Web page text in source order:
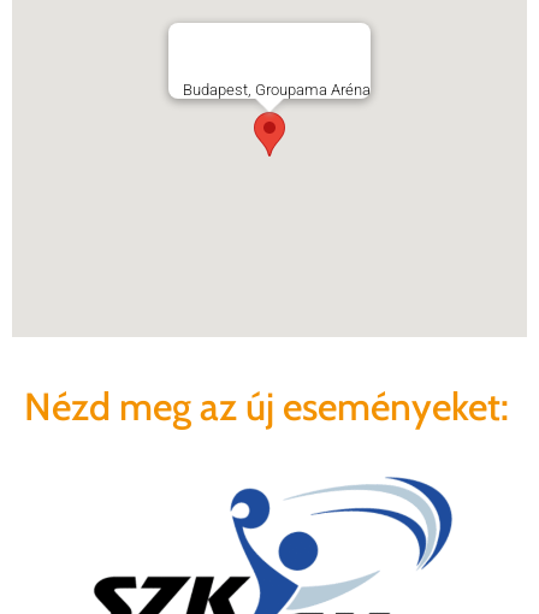
Budapest, Groupama Aréna
Nézd meg az új eseményeket: